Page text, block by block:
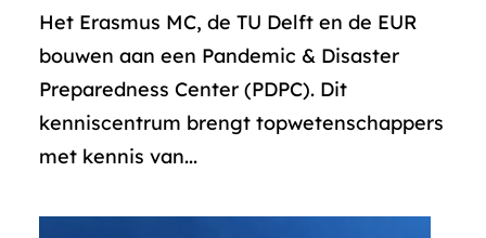
Het Erasmus MC, de TU Delft en de EUR
bouwen aan een Pandemic & Disaster
Preparedness Center (PDPC). Dit
kenniscentrum brengt topwetenschappers
met kennis van...